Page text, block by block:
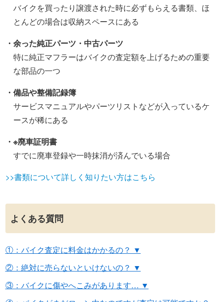
バイクを買ったり譲渡された時に必ずもらえる書類、ほ
とんどの場合は収納スペースにある
・余った純正パーツ・中古パーツ
特に純正マフラーはバイクの査定額を上げるための重要
な部品の一つ
・備品や整備記録簿
サービスマニュアルやパーツリストなどが入っているケ
ースが稀にある
・※廃車証明書
すでに廃車登録や一時抹消が済んでいる場合
>>書類について詳しく知りたい方はこちら
よくある質問
①：バイク査定に料金はかかるの？ ▼
②：絶対に売らないといけないの？ ▼
③：バイクに傷やへこみがあります… ▼